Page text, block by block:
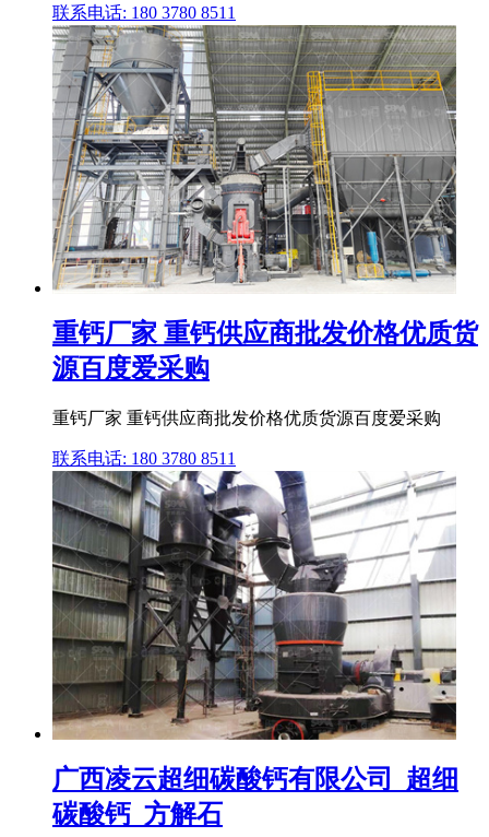
联系电话: 180 3780 8511
重钙厂家 重钙供应商批发价格优质货
源百度爱采购
重钙厂家 重钙供应商批发价格优质货源百度爱采购
联系电话: 180 3780 8511
广西凌云超细碳酸钙有限公司_超细
碳酸钙_方解石